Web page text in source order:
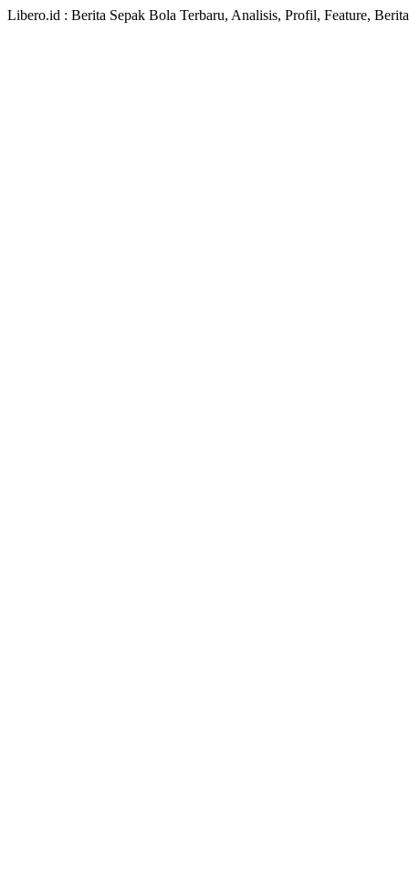
Libero.id : Berita Sepak Bola Terbaru, Analisis, Profil, Feature,